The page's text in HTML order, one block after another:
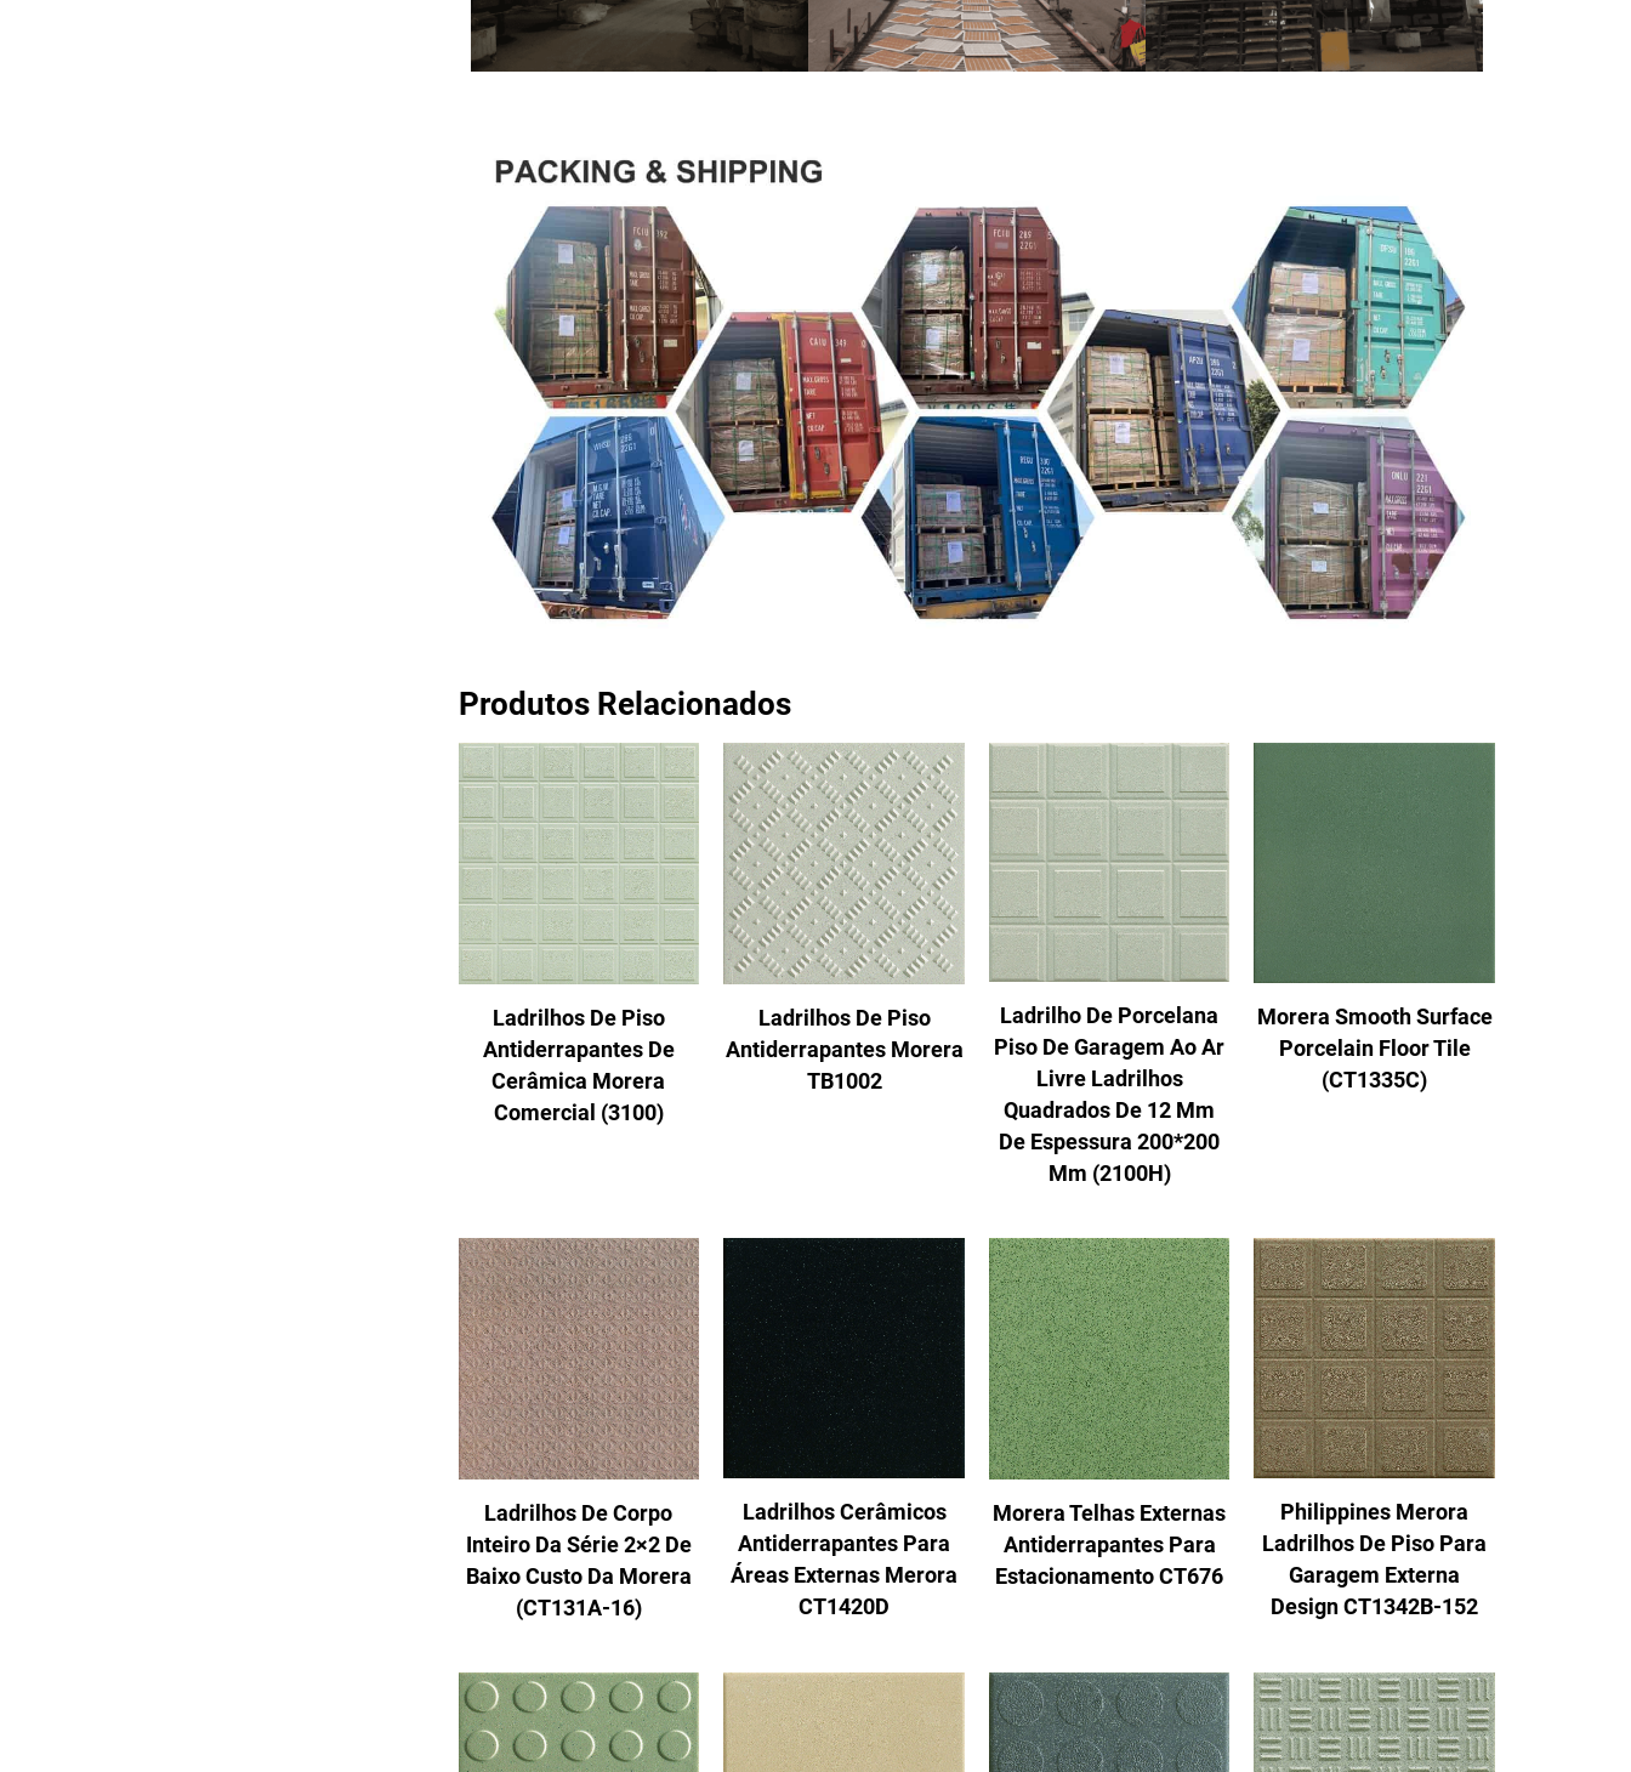
Produtos Relacionados
Ladrilhos De Piso
Antiderrapantes De
Cerâmica Morera
Comercial (3100)
Ladrilhos De Piso
Antiderrapantes Morera
TB1002
Ladrilho De Porcelana
Piso De Garagem Ao Ar
Livre Ladrilhos
Quadrados De 12 Mm
De Espessura 200*200
Mm (2100H)
Morera Smooth Surface
Porcelain Floor Tile
(CT1335C)
Ladrilhos De Corpo
Inteiro Da Série 2×2 De
Baixo Custo Da Morera
(CT131A-16)
Ladrilhos Cerâmicos
Antiderrapantes Para
Áreas Externas Merora
CT1420D
Morera Telhas Externas
Antiderrapantes Para
Estacionamento CT676
Philippines Merora
Ladrilhos De Piso Para
Garagem Externa
Design CT1342B-152